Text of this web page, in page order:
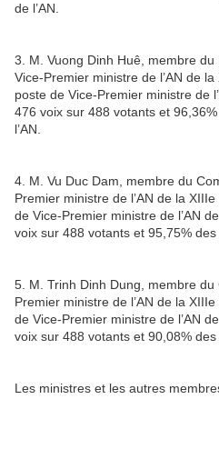
de l’AN.
3. M. Vuong Dinh Huê, membre du
Vice-Premier ministre de l’AN de
poste de Vice-Premier ministre de
476 voix sur 488 votants et
l’AN.
4. M. Vu Duc Dam, membre du
Premier ministre de l’AN de la
de Vice-Premier ministre de l’AN
voix sur 488 votants et 95,75% des
5. M. Trinh Dinh Dung, membre du
Premier ministre de l’AN de la
de Vice-Premier ministre de l’AN
voix sur 488 votants et 90,08% des
Les ministres et les autres